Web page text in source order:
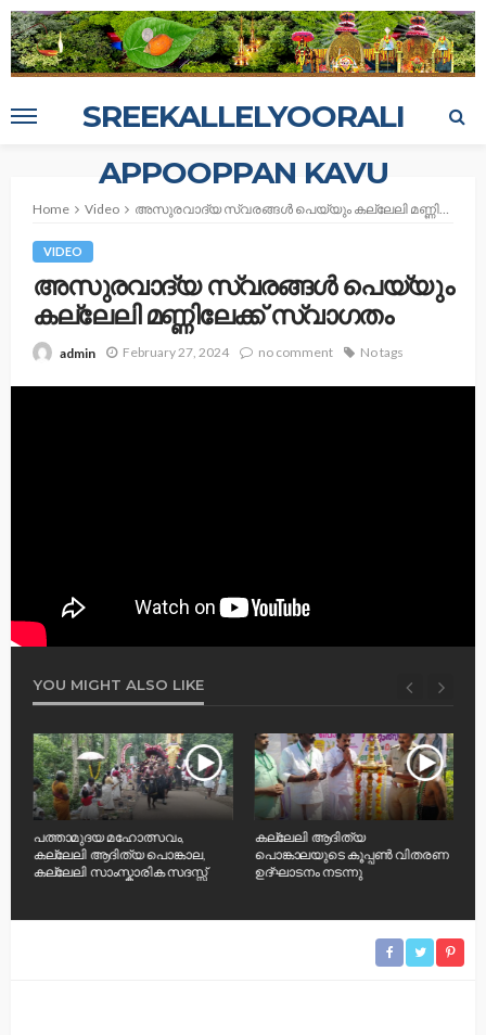
SREEKALLELYOORALI
APPOOPPAN KAVU
Home Video അസുരവാദ്യ സ്വരങ്ങൾ പെയ്യും കല്ലേലി മണ്ണിലേക്ക് സ്വാഗതം
VIDEO
അസുരവാദ്യ സ്വരങ്ങൾ പെയ്യും
കല്ലേലി മണ്ണിലേക്ക് സ്വാഗതം
admin February 27, 2024 no comment No tags
YOU MIGHT ALSO LIKE
പത്താമുദയ മഹോത്സവം,
കല്ലേലി ആദിത്യ പൊങ്കാല,
കല്ലേലി സാംസ്കാരിക സദസ്സ്
കല്ലേലി ആദിത്യ
പൊങ്കാലയുടെ കൂപ്പൺ വിതരണ
ഉദ്ഘാടനം നടന്നു